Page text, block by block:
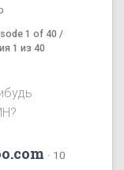
1 of 40 /
1 из 40
· 10